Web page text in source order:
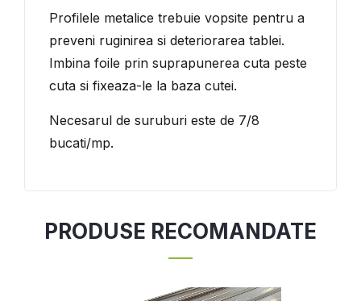
Profilele metalice trebuie vopsite pentru a
preveni ruginirea si deteriorarea tablei.
Imbina foile prin suprapunerea cuta peste
cuta si fixeaza-le la baza cutei.
Necesarul de suruburi este de 7/8
bucati/mp.
PRODUSE RECOMANDATE